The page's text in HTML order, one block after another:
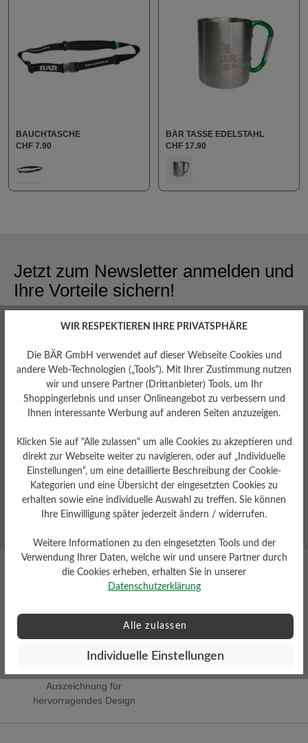
BAUCHTASCHE
CHF 7.90
100
BÄR TASSE EDELSTAHL
CHF 17.90
Farbe
713
Jetzt zum Newsletter anmelden und
Ihre Vorteile sichern!
15CHF Rabatt sichern
Als erstes über Neuheiten und limitierte Editionen
informiert werden.
Expertentipps
Erhalten Sie Insider-Tipps zur Pflege Ihrer Lieblingsstücke.
Sonderangebote
Erhalten Sie exklusive Rabatte und Aktionen nur für
Insider.
Jetzt zum Newsletter anmelden
Auszeichnung für
hervorragendes Design
Innovative Sportartikel Produkte
WIR RESPEKTIEREN IHRE PRIVATSPHÄRE
Die BÄR GmbH verwendet auf dieser Webseite Cookies und
andere Web-Technologien („Tools“). Mit Ihrer Zustimmung nutzen
wir und unsere Partner (Drittanbieter) Tools, um Ihr
Shoppingerlebnis und unser Onlineangebot zu verbessern und
Ihnen interessante Werbung auf anderen Seiten anzuzeigen.
Klicken Sie auf "Alle zulassen" um alle Cookies zu akzeptieren und
direkt zur Webseite weiter zu navigieren, oder auf „Individuelle
Einstellungen“, um eine detaillierte Beschreibung der Cookie-
Kategorien und eine Übersicht der eingesetzten Cookies zu
erhalten sowie eine individuelle Auswahl zu treffen. Sie können
Ihre Einwilligung später jederzeit ändern / widerrufen.
Weitere Informationen zu den eingesetzten Tools und der
Verwendung Ihrer Daten, welche wir und unsere Partner durch
die Cookies erheben, erhalten Sie in unserer
Datenschutzerklärung
Alle zulassen
Individuelle Einstellungen